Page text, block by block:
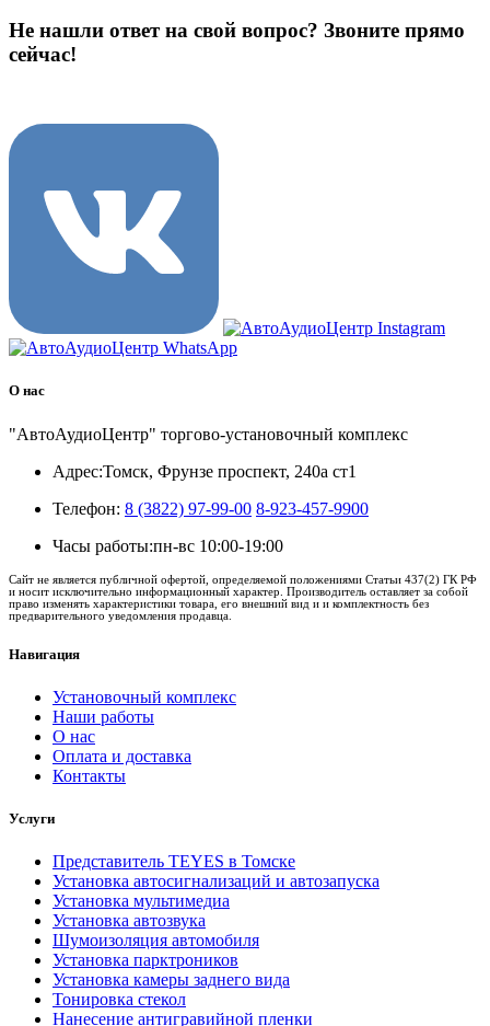
Не нашли ответ на свой вопрос? Звоните прямо
сейчас!
О нас
"АвтоАудиоЦентр" торгово-установочный комплекс
Адрес:Томск, Фрунзе проспект, 240а ст1
Телефон: 8 (3822) 97-99-00 8-923-457-9900
Часы работы:пн-вс 10:00-19:00
Сайт не является публичной офертой, определяемой положениями Статьи 437(2) ГК РФ
и носит исключительно информационный характер. Производитель оставляет за собой
право изменять характеристики товара, его внешний вид и и комплектность без
предварительного уведомления продавца.
Навигация
Установочный комплекс
Наши работы
О нас
Оплата и доставка
Контакты
Услуги
Представитель TEYES в Томске
Установка автосигнализаций и автозапуска
Установка мультимедиа
Установка автозвука
Шумоизоляция автомобиля
Установка парктроников
Установка камеры заднего вида
Тонировка стекол
Нанесение антигравийной пленки